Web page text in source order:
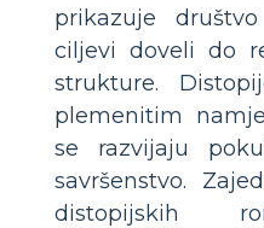
prikazuje
ciljevi doveli do
strukture.
plemenitim
se razvijaju
savršenstvo.
distopijskih